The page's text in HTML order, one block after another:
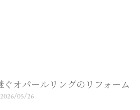
オパールリングのリフォーム
2026/05/26